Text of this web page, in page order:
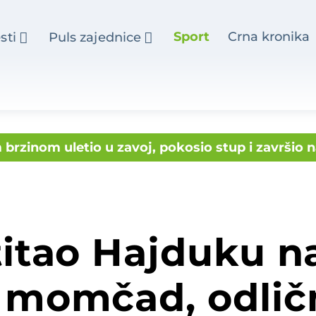
Puls zajednice Sport Crna kronika
stana spasili tinejdžericu, među
rekonstrukcija Ulice Ljudevita Gaja u Gornjem
Dolaze Alan Ford, Peki, ogorman vodeni
Hajduku